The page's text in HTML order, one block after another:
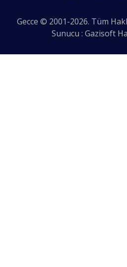
Gecce © 2001-2026. Tüm
Sunucu : Gazisoft